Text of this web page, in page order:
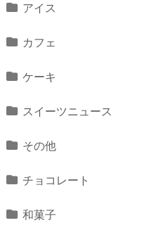
アイス
カフェ
ケーキ
スイーツニュース
その他
チョコレート
和菓子